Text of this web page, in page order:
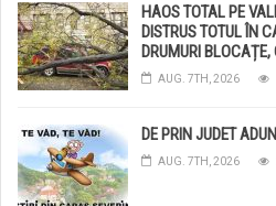
HAOS TOTAL PE
DISTRUS TOTUL ÎN
DRUMURI
DISTRUSE DE
AUG. 7TH, 2026
DE PRIN JUDET
AUG. 7TH, 2026